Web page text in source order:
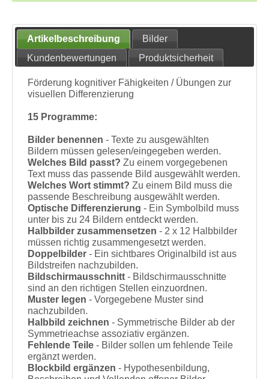
Artikelbeschreibung
Bilder
Kundenbewertungen
Produktsicherheit
Förderung kognitiver Fähigkeiten / Übungen zur
visuellen Differenzierung
15 Programme:
Bilder benennen - Texte zu ausgewählten
Bildern müssen gelesen/eingegeben werden.
Welches Bild passt? Zu einem vorgegebenen
Text muss das passende Bild ausgewählt werden.
Welches Wort stimmt? Zu einem Bild muss die
passende Beschreibung ausgewählt werden.
Optische Differenzierung - Ein Symbolbild muss
unter bis zu 24 Bildern entdeckt werden.
Halbbilder zusammensetzen - 2 x 12 Halbbilder
müssen richtig zusammengesetzt werden.
Doppelbilder - Ein sichtbares Originalbild ist aus
Bildstreifen nachzubilden.
Bildschirmausschnitt - Bildschirmausschnitte
sind an den richtigen Stellen einzuordnen.
Muster legen - Vorgegebene Muster sind
nachzubilden.
Halbbild zeichnen - Symmetrische Bilder ab der
Symmetrieachse assoziativ ergänzen.
Fehlende Teile - Bilder sollen um fehlende Teile
ergänzt werden.
Blockbild ergänzen - Hypothesenbildung,